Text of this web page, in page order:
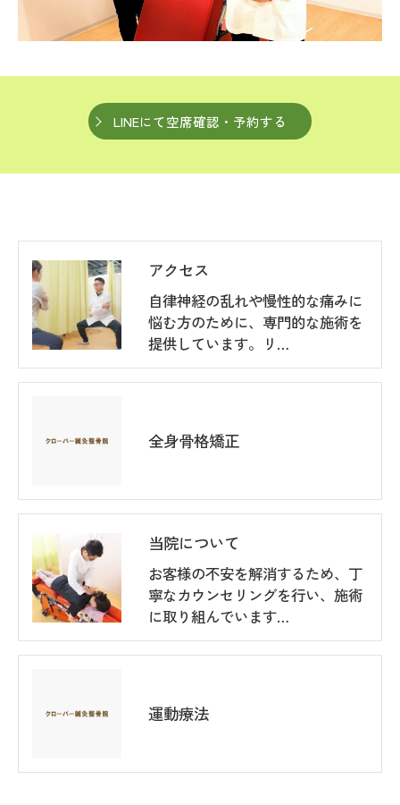
LINEにて空席確認・予約する
アクセス
自律神経の乱れや慢性的な痛みに
悩む方のために、専門的な施術を
提供しています。リ…
全身骨格矯正
当院について
お客様の不安を解消するため、丁
寧なカウンセリングを行い、施術
に取り組んでいます…
運動療法